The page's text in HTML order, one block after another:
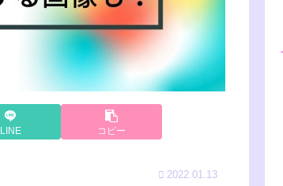
LINE コピー
2022.01.13